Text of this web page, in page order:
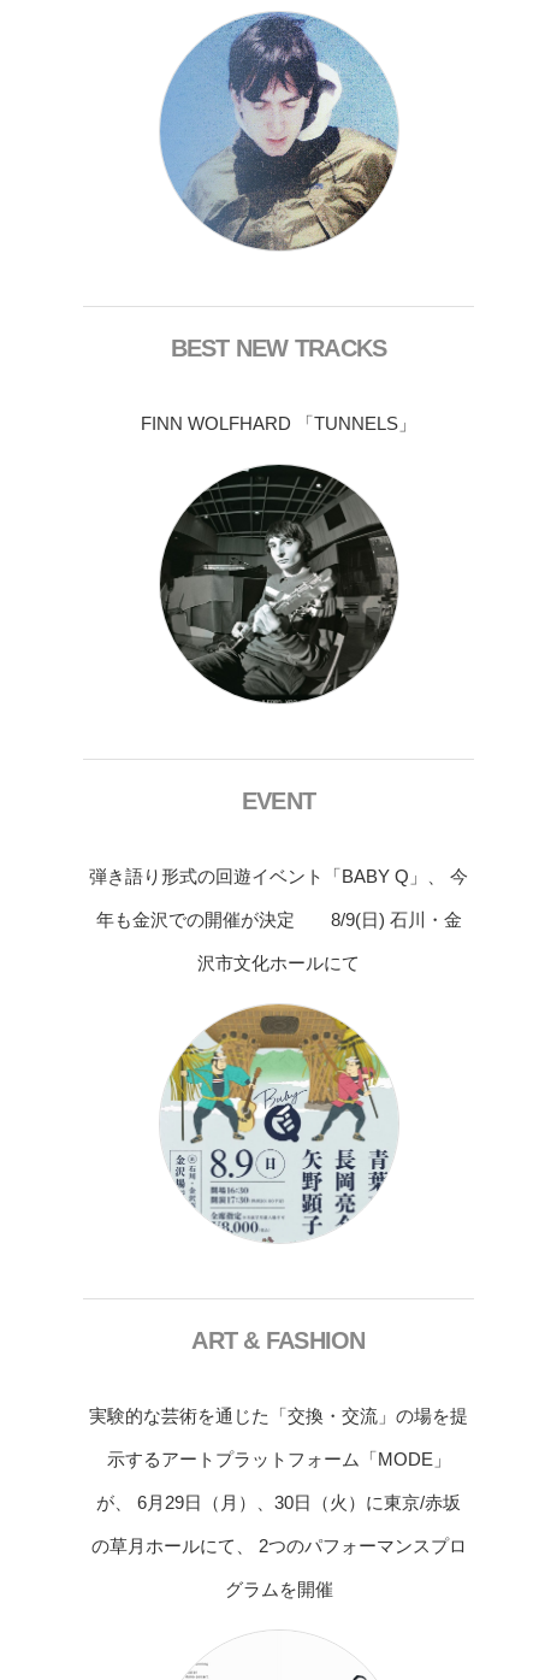
BEST NEW TRACKS
FINN WOLFHARD 「TUNNELS」
EVENT
弾き語り形式の回遊イベント「BABY Q」、 今
年も金沢での開催が決定 8/9(日) 石川・金
沢市文化ホールにて
ART & FASHION
実験的な芸術を通じた「交換・交流」の場を提
示するアートプラットフォーム「MODE」
が、 6月29日（月）、30日（火）に東京/赤坂
の草月ホールにて、 2つのパフォーマンスプロ
グラムを開催